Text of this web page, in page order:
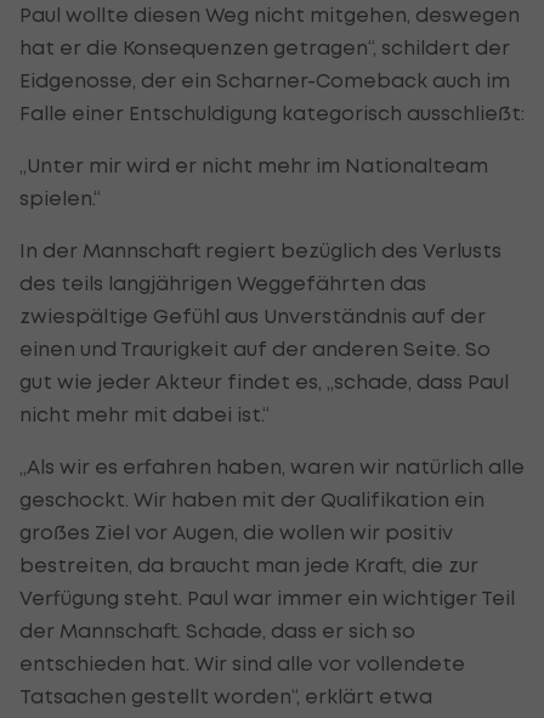
Paul wollte diesen Weg nicht mitgehen, deswegen
hat er die Konsequenzen getragen“, schildert der
Eidgenosse, der ein Scharner-Comeback auch im
Falle einer Entschuldigung kategorisch ausschließt:
„Unter mir wird er nicht mehr im Nationalteam
spielen.“
In der Mannschaft regiert bezüglich des Verlusts
des teils langjährigen Weggefährten das
zwiespältige Gefühl aus Unverständnis auf der
einen und Traurigkeit auf der anderen Seite. So
gut wie jeder Akteur findet es, „schade, dass Paul
nicht mehr mit dabei ist.“
„Als wir es erfahren haben, waren wir natürlich alle
geschockt. Wir haben mit der Qualifikation ein
großes Ziel vor Augen, die wollen wir positiv
bestreiten, da braucht man jede Kraft, die zur
Verfügung steht. Paul war immer ein wichtiger Teil
der Mannschaft. Schade, dass er sich so
entschieden hat. Wir sind alle vor vollendete
Tatsachen gestellt worden“, erklärt etwa